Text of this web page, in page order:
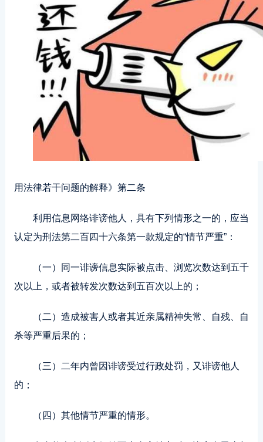
用法律若干问题的解释》第二条
利用信息网络诽谤他人，具有下列情形之一的，应当
认定为刑法第二百四十六条第一款规定的“情节严重”：
（一）同一诽谤信息实际被点击、浏览次数达到五千
次以上，或者被转发次数达到五百次以上的；
（二）造成被害人或者其近亲属精神失常、自残、自
杀等严重后果的；
（三）二年内曾因诽谤受过行政处罚，又诽谤他人
的；
（四）其他情节严重的情形。